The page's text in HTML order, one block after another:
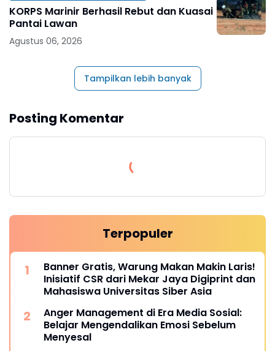
KORPS Marinir Berhasil Rebut dan Kuasai
Pantai Lawan
Agustus 06, 2026
Tampilkan lebih banyak
Posting Komentar
Terpopuler
Banner Gratis, Warung Makan Makin Laris!
Inisiatif CSR dari Mekar Jaya Digiprint dan
Mahasiswa Universitas Siber Asia
Anger Management di Era Media Sosial:
Belajar Mengendalikan Emosi Sebelum
Menyesal